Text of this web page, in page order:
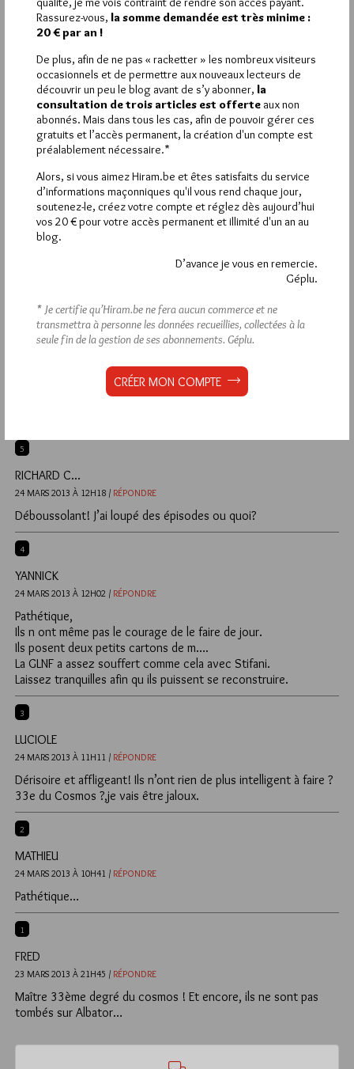
MAAT-IEU
24 MARS 2013 À 16H00 / RÉPONDRE
Il faudrait que quelqu’un explique à cet hurluberlu qu’avec la
vrai mafia il n’aurait pas eu à faire à un « 33eme degré du
cosmos » mais à un plus simple et expéditif calibre 9mm.
Choisi ton camp camarade ?
ROMAIN
24 MARS 2013 À 12H55 / RÉPONDRE
Comme d’hab: une vingtaine de péteux, citant inlassablement
les mêmes nom: dieudonné, chavez, soral, le pen, présent
uniquement sur internet, bien anonyme, bien caché, avec des
blogs où seuls les commentaires positifs sont affichés, pas de
contradiction possible, pas de discussion, des textes qui
reprennent peu ou prou ce qui est dit depuis 200 ans, avec
pour unique variation l’ennemi. J’irais bien mettre des cartons
Le bunker de pensée dans lequel ils s’enferment ne permet
Sinon pour midi je vais manger des pâtes avec du parmesan.
5
RICHARD C...
24 MARS 2013 À 12H18 / RÉPONDRE
Déboussolant! J’ai loupé des épisodes ou quoi?
4
YANNICK
24 MARS 2013 À 12H02 / RÉPONDRE
Pathétique,
Ils n ont même pas le courage de le faire de jour.
Ils posent deux petits cartons de m….
La GLNF a assez souffert comme cela avec Stifani.
Laissez tranquilles afin qu ils puissent se reconstruire.
3
LUCIOLE
24 MARS 2013 À 11H11 / RÉPONDRE
Dérisoire et affligeant! Ils n’ont rien de plus intelligent à faire ?
33e du Cosmos ?,je vais être jaloux.
2
MATHIEU
24 MARS 2013 À 10H41 / RÉPONDRE
Pathétique…
1
FRED
23 MARS 2013 À 21H45 / RÉPONDRE
Maître 33ème degré du cosmos ! Et encore, ils ne sont pas
tombés sur Albator…
Rassurez-vous, la somme demandée est très minime :
20 € par an !
De plus, afin de ne pas « racketter » les nombreux visiteurs
occasionnels et de permettre aux nouveaux lecteurs de
découvrir un peu le blog avant de s’y abonner, la
consultation de trois articles est offerte aux non
abonnés. Mais dans tous les cas, afin de pouvoir gérer ces
gratuits et l’accès permanent, la création d'un compte est
préalablement nécessaire.*
Alors, si vous aimez Hiram.be et êtes satisfaits du service
d’informations maçonniques qu'il vous rend chaque jour,
soutenez-le, créez votre compte et réglez dès aujourd’hui
vos 20 € pour votre accès permanent et illimité d'un an au
blog.
D’avance je vous en remercie.
Géplu.
* Je certifie qu’Hiram.be ne fera aucun commerce et ne
transmettra à personne les données recueillies, collectées à la
seule fin de la gestion de ses abonnements. Géplu.
CRÉER MON COMPTE